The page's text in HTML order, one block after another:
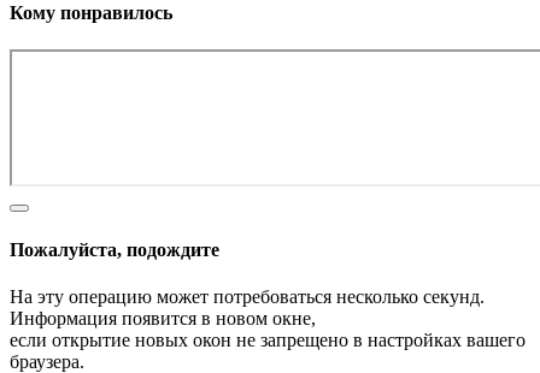
Кому понравилось
Пожалуйста, подождите
На эту операцию может потребоваться несколько секунд.
Информация появится в новом окне,
если открытие новых окон не запрещено в настройках вашего
браузера.